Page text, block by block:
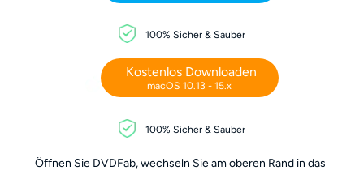
100% Sicher & Sauber
Kostenlos Downloaden
macOS 10.13 - 15.x
100% Sicher & Sauber
Öffnen Sie DVDFab, wechseln Sie am oberen Rand in das